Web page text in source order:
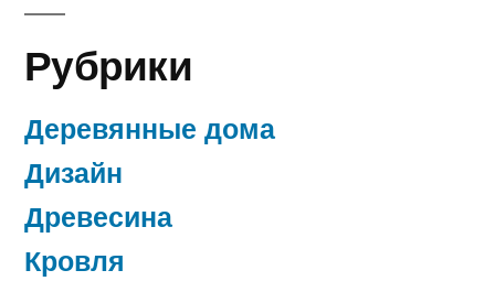
Рубрики
Деревянные дома
Дизайн
Древесина
Кровля